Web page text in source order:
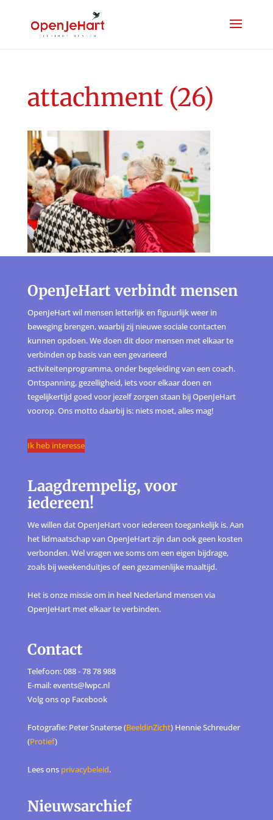
attachment (26)
OpenJeHart verbindt mensen
OpenJeHart wil mensen letterlijk en figuurlijk weer in
beweging brengen, waarbij zij nieuwe sociale contacten
kunnen opdoen. We doen dit door mensen met elkaar te
verbinden op basis van een gevarieerd
activiteitenprogramma, onder begeleiding van een coach.
Ontspanning, gezelligheid, iets voor elkaar doen en
tegelijkertijd goed voor jezelf zorgen staan bij OpenJeHart
voorop. Ons motto daarbij is: niets moet, alles mag!
Ik heb interesse
Laagdrempelig, voor
iedereen!
We willen dat OpenJeHart voor iedereen toegankelijk is. Aan
het lidmaatschap van OpenJeHart zijn dan ook geen kosten
verbonden. Wel vragen we soms om een eigen bijdrage,
zoals bij weekenduitjes of een gezamenlijke maaltijd.
Het is onze missie om in heel Nederland mensen via
OpenJeHart met elkaar te verbinden.
Contact
Telefoon: 088 - 78 78 988
E-mail: events@lwpc.nl
Volg ons op Facebook
Fotografie: Peter Snaterse (BeeldinZicht) Hennie Schreuder
(Protief)
Lees ons privacybeleid.
Nieuwsarchief